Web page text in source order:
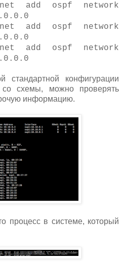
net add ospf network
net add ospf network
net add ospf network
стандартной конфигурации
схемы, можно проверять
информацию.
процесс в системе, который